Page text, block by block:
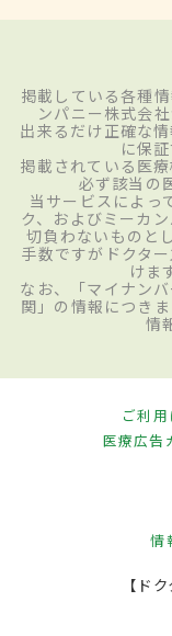
掲載している各種
ンパニー株式会
出来るだけ正確な
に保
掲載されている医
必ず該当の
当サービスによっ
ク、およびミーカ
切負わないものと
手数ですがドクタ
けま
なお、「マイナン
関」の情報につき
情
ご利
医療広告
情
【ド